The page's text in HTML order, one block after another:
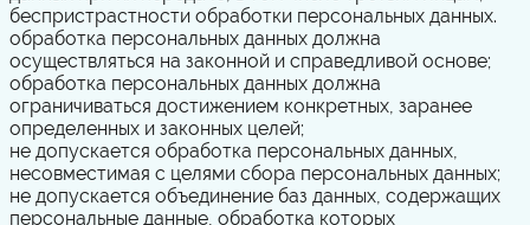
беспристрастности обработки персональных данных.
обработка персональных данных должна
осуществляться на законной и справедливой основе;
обработка персональных данных должна
ограничиваться достижением конкретных, заранее
определенных и законных целей;
не допускается обработка персональных данных,
несовместимая с целями сбора персональных данных;
не допускается объединение баз данных, содержащих
персональные данные, обработка которых